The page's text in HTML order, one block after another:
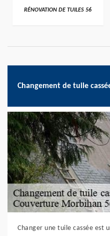
>
RÉNOVATION DE TUILES 56
Changement de tuile
Changer une tuile cassée est